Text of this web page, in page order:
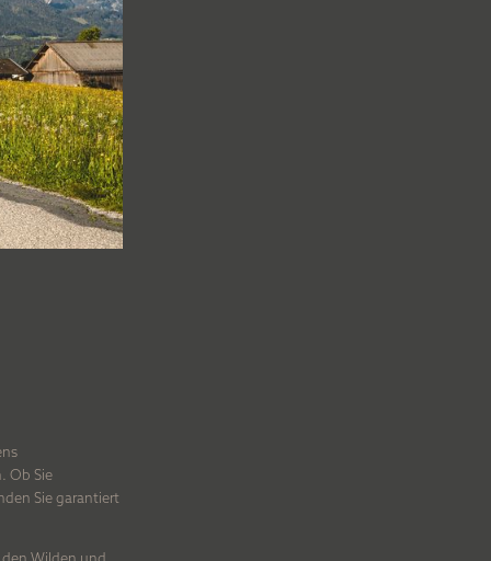
Ob Sie
Sie garantiert